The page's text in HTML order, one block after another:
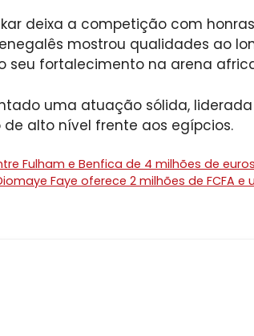
deixa a competição com
mostrou qualidades ao
seu fortalecimento na arena
uma atuação sólida, liderada
de alto nível frente aos egípcios.
Fulham e Benfica de 4 milhões de euros
Faye oferece 2 milhões de FCFA